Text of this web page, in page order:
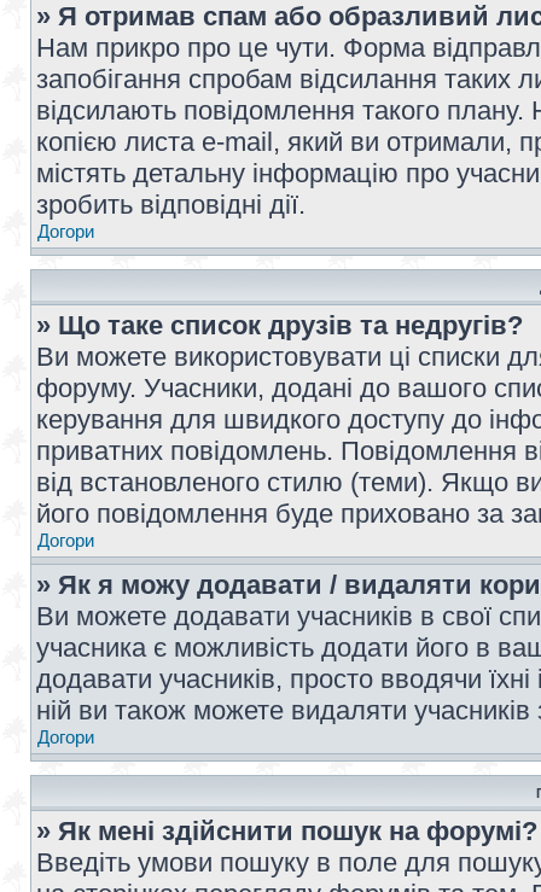
» Я отримав спам або образливий
Нам прикро про це чути. Форма
запобігання спробам відсилання таких
відсилають повідомлення такого
копією листа e-mail, який ви отримали,
містять детальну інформацію про
зробить відповідні дії.
Догори
» Що таке список друзів та недругів?
Ви можете використовувати ці списки
форуму. Учасники, додані до вашого
керування для швидкого доступу до
приватних повідомлень. Повідомлення
від встановленого стилю (теми). Якщо
його повідомлення буде приховано за
Догори
» Як я можу додавати / видаляти
Ви можете додавати учасників в свої
учасника є можливість додати його в
додавати учасників, просто вводячи
ній ви також можете видаляти учасників
Догори
» Як мені здійснити пошук на форумі?
Введіть умови пошуку в поле для